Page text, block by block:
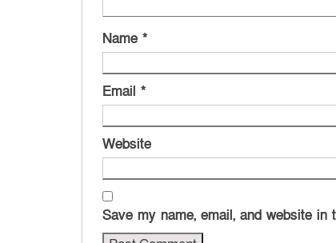
Name *
Email *
Website
Save my name, email, and website